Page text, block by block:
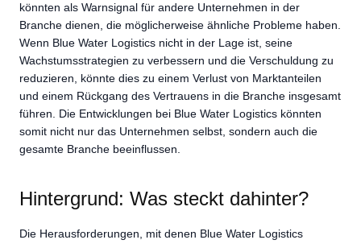
könnten als Warnsignal für andere Unternehmen in der
Branche dienen, die möglicherweise ähnliche Probleme haben.
Wenn Blue Water Logistics nicht in der Lage ist, seine
Wachstumsstrategien zu verbessern und die Verschuldung zu
reduzieren, könnte dies zu einem Verlust von Marktanteilen
und einem Rückgang des Vertrauens in die Branche insgesamt
führen. Die Entwicklungen bei Blue Water Logistics könnten
somit nicht nur das Unternehmen selbst, sondern auch die
gesamte Branche beeinflussen.
Hintergrund: Was steckt dahinter?
Die Herausforderungen, mit denen Blue Water Logistics